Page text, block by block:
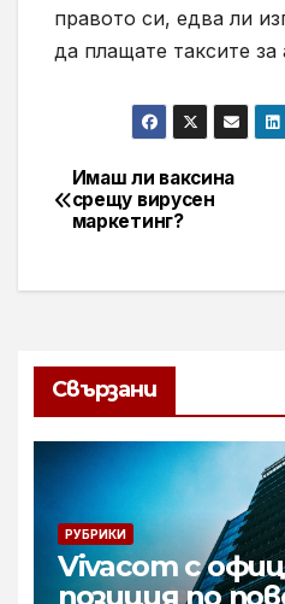
правото си, едва ли
да плащате таксите за
Навигация
Имаш ли ваксина
срещу вирусен
маркетинг?
Свързани
РУБРИКИ
Vivacom с
позиция по